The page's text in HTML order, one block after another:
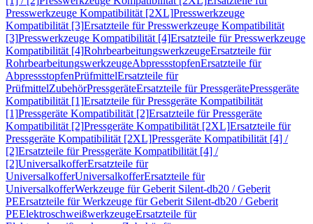
Presswerkzeuge Kompatibilität [2XL]Presswerkzeuge
Kompatibilität [3]Ersatzteile für Presswerkzeuge Kompatibilität
[3]Presswerkzeuge Kompatibilität [4]Ersatzteile für Presswerkzeuge
Kompatibilität [4]RohrbearbeitungswerkzeugeErsatzteile für
RohrbearbeitungswerkzeugeAbpressstopfenErsatzteile für
AbpressstopfenPrüfmittelErsatzteile für
PrüfmittelZubehörPressgeräteErsatzteile für PressgerätePressgeräte
Kompatibilität [1]Ersatzteile für Pressgeräte Kompatibilität
[1]Pressgeräte Kompatibilität [2]Ersatzteile für Pressgeräte
Kompatibilität [2]Pressgeräte Kompatibilität [2XL]Ersatzteile für
Pressgeräte Kompatibilität [2XL]Pressgeräte Kompatibilität [4] /
[2]Ersatzteile für Pressgeräte Kompatibilität [4] /
[2]UniversalkofferErsatzteile für
UniversalkofferUniversalkofferErsatzteile für
UniversalkofferWerkzeuge für Geberit Silent-db20 / Geberit
PEErsatzteile für Werkzeuge für Geberit Silent-db20 / Geberit
PEElektroschweißwerkzeugeErsatzteile für